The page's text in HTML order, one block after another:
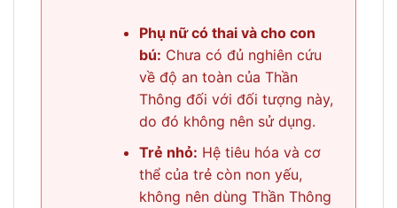
Phụ nữ có thai và cho con
bú: Chưa có đủ nghiên cứu
về độ an toàn của Thần
Thông đối với đối tượng này,
do đó không nên sử dụng.
Trẻ nhỏ: Hệ tiêu hóa và cơ
thể của trẻ còn non yếu,
không nên dùng Thần Thông